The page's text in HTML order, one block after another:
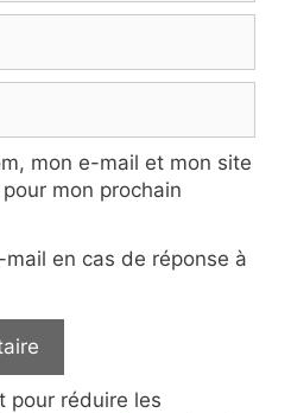
mon e-mail et mon site
mon prochain
en cas de réponse à
pour réduire les